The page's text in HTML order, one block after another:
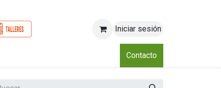
Iniciar sesión
Club
Contacto